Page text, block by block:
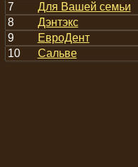
7
Для Вашей семьи
8
Дэнтэкс
9
ЕвроДент
10
Сальве